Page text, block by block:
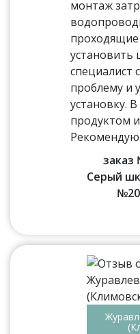
монтаж
проходящие
установить
специалист
проблему и
установку.
продуктом
заказ
Серый